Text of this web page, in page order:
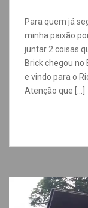
Para quem já
minha paixão
juntar 2 coisas
Brick chegou no
e vindo para o
Atenção que […]